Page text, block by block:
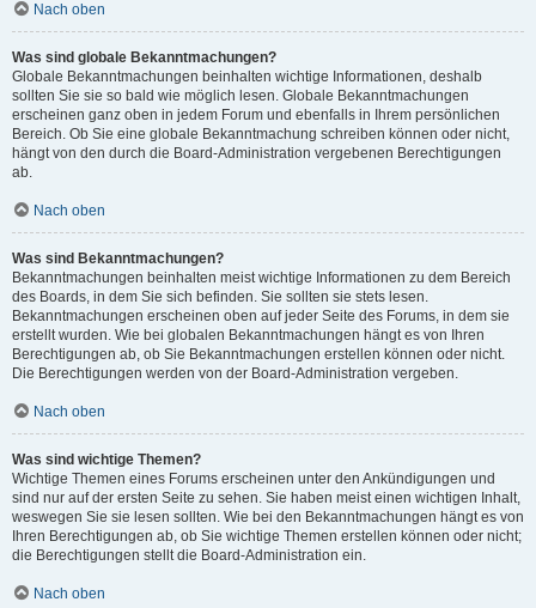
Nach oben
Was sind globale Bekanntmachungen?
Globale Bekanntmachungen beinhalten wichtige Informationen, deshalb
sollten Sie sie so bald wie möglich lesen. Globale Bekanntmachungen
erscheinen ganz oben in jedem Forum und ebenfalls in Ihrem persönlichen
Bereich. Ob Sie eine globale Bekanntmachung schreiben können oder nicht,
hängt von den durch die Board-Administration vergebenen Berechtigungen
ab.
Nach oben
Was sind Bekanntmachungen?
Bekanntmachungen beinhalten meist wichtige Informationen zu dem Bereich
des Boards, in dem Sie sich befinden. Sie sollten sie stets lesen.
Bekanntmachungen erscheinen oben auf jeder Seite des Forums, in dem sie
erstellt wurden. Wie bei globalen Bekanntmachungen hängt es von Ihren
Berechtigungen ab, ob Sie Bekanntmachungen erstellen können oder nicht.
Die Berechtigungen werden von der Board-Administration vergeben.
Nach oben
Was sind wichtige Themen?
Wichtige Themen eines Forums erscheinen unter den Ankündigungen und
sind nur auf der ersten Seite zu sehen. Sie haben meist einen wichtigen Inhalt,
weswegen Sie sie lesen sollten. Wie bei den Bekanntmachungen hängt es von
Ihren Berechtigungen ab, ob Sie wichtige Themen erstellen können oder nicht;
die Berechtigungen stellt die Board-Administration ein.
Nach oben